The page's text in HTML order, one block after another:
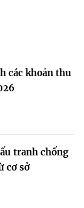
các khoản thu
tranh chống
cơ sở